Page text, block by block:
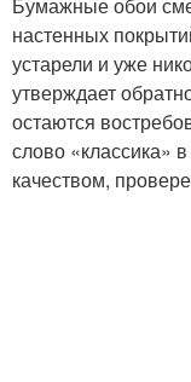
настенных
устарели и уже
утверждает
остаются
слово «классика»
качеством,